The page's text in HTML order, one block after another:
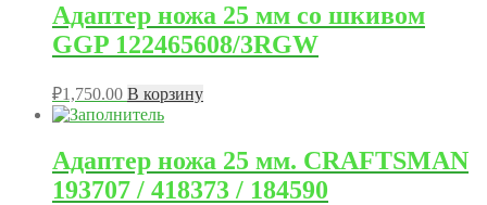
Адаптер ножа 25 мм со шкивом
GGP 122465608/3RGW
₽1,750.00 В корзину
Адаптер ножа 25 мм. CRAFTSMAN
193707 / 418373 / 184590